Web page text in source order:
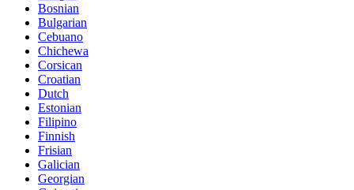
Bosnian
Bulgarian
Cebuano
Chichewa
Corsican
Croatian
Dutch
Estonian
Filipino
Finnish
Frisian
Galician
Georgian